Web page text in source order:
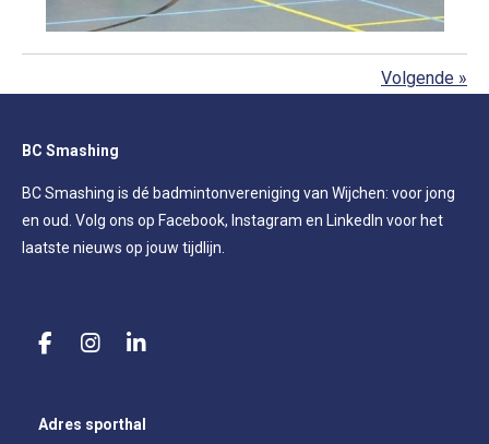
Volgende »
BC Smashing
BC Smashing is dé badmintonvereniging van Wijchen: voor jong
en oud. Volg ons op Facebook, Instagram en LinkedIn voor het
laatste nieuws op jouw tijdlijn.
F
e
b
I
a
L
k
e
Adres sporthal